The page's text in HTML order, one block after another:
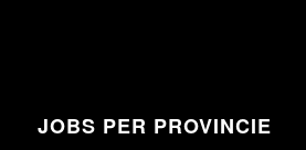
JOBS PER PROVINCIE